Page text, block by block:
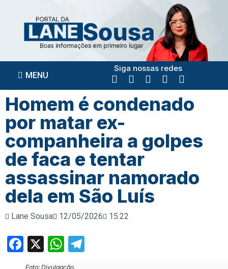
MENU
Siga nossas redes
Homem é condenado
por matar ex-
companheira a golpes
de faca e tentar
assassinar namorado
dela em São Luís
Lane Sousa 12/05/2026 15:22
Facebook
X WhatsApp
Foto: Divulgação.